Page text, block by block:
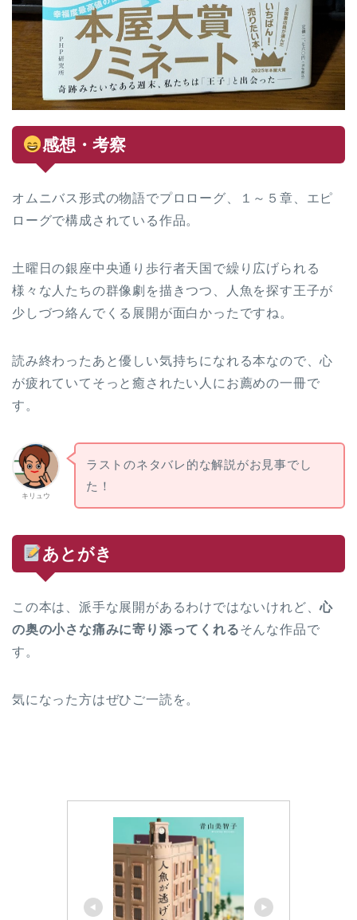
感想・考察
オムニバス形式の物語でプロローグ、１～５章、エピ
ローグで構成されている作品。
土曜日の銀座中央通り歩行者天国で繰り広げられる
様々な人たちの群像劇を描きつつ、人魚を探す王子が
少しづつ絡んでくる展開が面白かったですね。
読み終わったあと優しい気持ちになれる本なので、心
が疲れていてそっと癒されたい人にお薦めの一冊で
す。
キリュウ
ラストのネタバレ的な解説がお見事でし
た！
あとがき
この本は、派手な展開があるわけではないけれど、心
の奥の小さな痛みに寄り添ってくれるそんな作品で
す。
気になった方はぜひご一読を。